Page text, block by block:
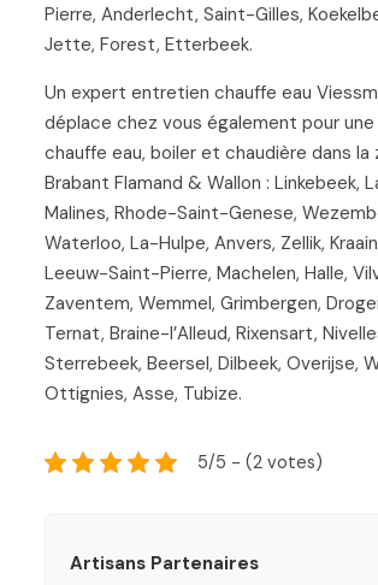
Pierre, Anderlecht, Saint-Gilles,
Jette, Forest, Etterbeek.
Un expert entretien chauffe eau
déplace chez vous également pour
chauffe eau, boiler et chaudière dans la
Brabant Flamand & Wallon : Linkebeek,
Malines, Rhode-Saint-Genese,
Waterloo, La-Hulpe, Anvers, Zellik,
Leeuw-Saint-Pierre, Machelen, Halle,
Zaventem, Wemmel, Grimbergen,
Ternat, Braine-l’Alleud, Rixensart,
Sterrebeek, Beersel, Dilbeek, Overijse,
Ottignies, Asse, Tubize.
5/5 - (2 votes)
Artisans Partenaires